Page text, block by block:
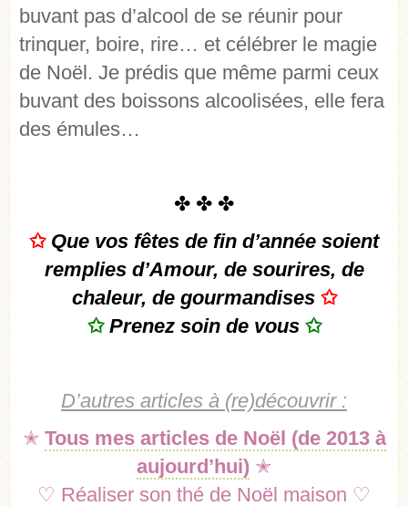
buvant pas d’alcool de se réunir pour
trinquer, boire, rire… et célébrer le magie
de Noël. Je prédis que même parmi ceux
buvant des boissons alcoolisées, elle fera
des émules…
✤ ✤ ✤
✩Que vos fêtes de fin d’année soient
remplies d’Amour, de sourires, de
chaleur, de gourmandises ✩
✩ Prenez soin de vous ✩
D’autres articles à (re)découvrir :
✭ Tous mes articles de Noël (de 2013 à
aujourd’hui) ✭
♡ Réaliser son thé de Noël maison ♡